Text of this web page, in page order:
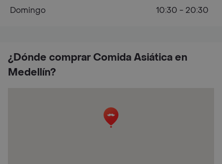
¿Dónde comprar Comida Asiática en
Medellín?
Domingo
10:30 - 20:30